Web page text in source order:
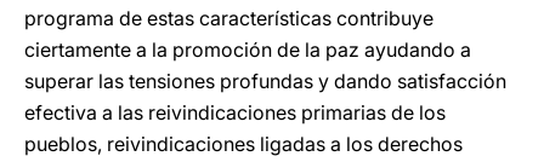
programa de estas características contribuye
ciertamente a la promoción de la paz ayudando a
superar las tensiones profundas y dando satisfacción
efectiva a las reivindicaciones primarias de los
pueblos, reivindicaciones ligadas a los derechos